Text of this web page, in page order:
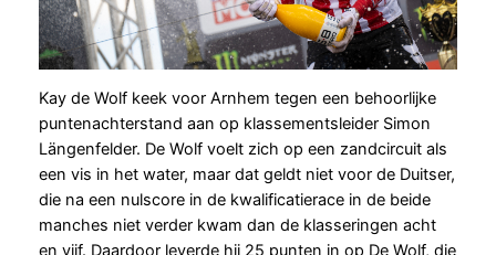
Kay de Wolf keek voor Arnhem tegen een behoorlijke
puntenachterstand aan op klassementsleider Simon
Längenfelder. De Wolf voelt zich op een zandcircuit als
een vis in het water, maar dat geldt niet voor de Duitser,
die na een nulscore in de kwalificatierace in de beide
manches niet verder kwam dan de klasseringen acht
en vijf. Daardoor leverde hij 25 punten in op De Wolf, die